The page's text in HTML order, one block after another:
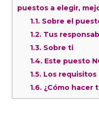
puestos a elegir,
1.1.Sobre el
1.2.Tus
1.3.Sobre ti
1.4.Este puesto
1.5.Los requisitos
1.6.¿Cómo hacer